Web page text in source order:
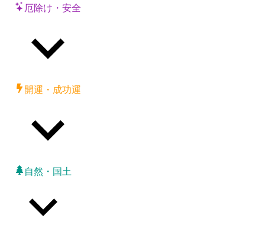
厄除け・安全
開運・成功運
自然・国土